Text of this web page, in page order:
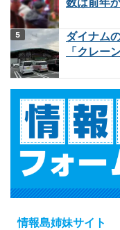
ダイナム
「クレー
情報島姉妹サイト